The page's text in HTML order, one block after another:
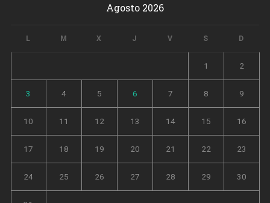
Agosto 2026
L M X J V S D
1 2
3 4 5 6 7 8 9
10 11 12 13 14 15 16
17 18 19 20 21 22 23
24 25 26 27 28 29 30